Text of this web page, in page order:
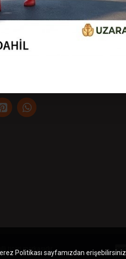
ticari markasıdır.
Politikası sayfamızdan erişebilirsiniz.